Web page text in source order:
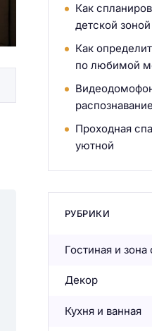
Как
детской зоной
Как
по любимой
Проходная
уютной
РУБРИКИ
Гостиная и зона
Декор
Кухня и ванная